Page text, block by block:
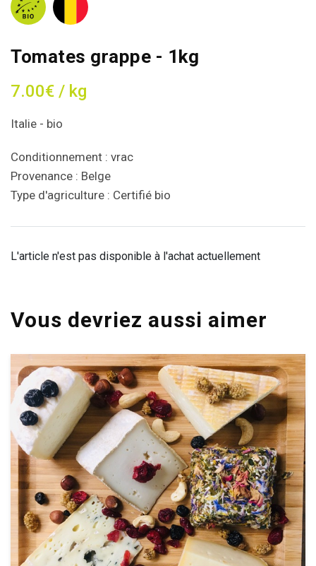
Tomates grappe - 1kg
7.00€ / kg
Italie - bio
Conditionnement : vrac
Provenance : Belge
Type d'agriculture : Certifié bio
L'article n'est pas disponible à l'achat actuellement
Vous devriez aussi aimer